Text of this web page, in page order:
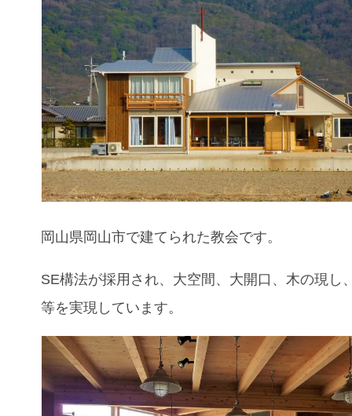
岡山県岡山市で建てられた教会です。
SE構法が採用され、大空間、大開口、木の現し
等を実現しています。